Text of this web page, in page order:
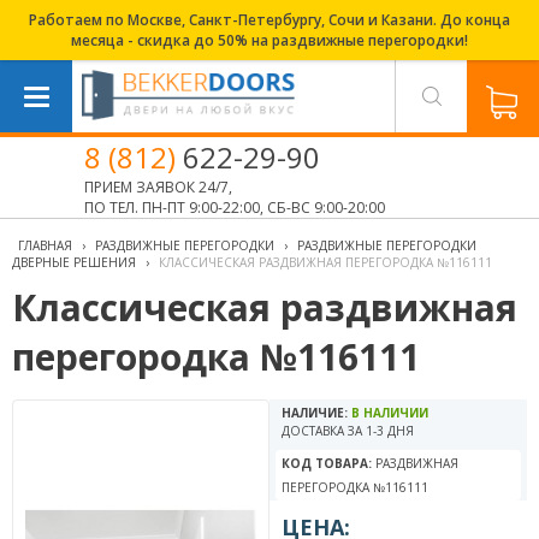
Работаем по Москве, Санкт-Петербургу, Сочи и Казани. До конца
месяца - скидка до 50% на раздвижные перегородки!
8 (812) 622-29-90
ПРИЕМ ЗАЯВОК 24/7,
ПО ТЕЛ. ПН-ПТ 9:00-22:00, СБ-ВС 9:00-20:00
ГЛАВНАЯ › РАЗДВИЖНЫЕ ПЕРЕГОРОДКИ ›
РАЗДВИЖНЫЕ ПЕРЕГОРОДКИ
ДВЕРНЫЕ РЕШЕНИЯ
› КЛАССИЧЕСКАЯ РАЗДВИЖНАЯ ПЕРЕГОРОДКА №116111
Классическая раздвижная
перегородка №116111
НАЛИЧИЕ: В НАЛИЧИИ
ДОСТАВКА ЗА 1-3 ДНЯ
КОД ТОВАРА: РАЗДВИЖНАЯ
ПЕРЕГОРОДКА №116111
ЦЕНА: